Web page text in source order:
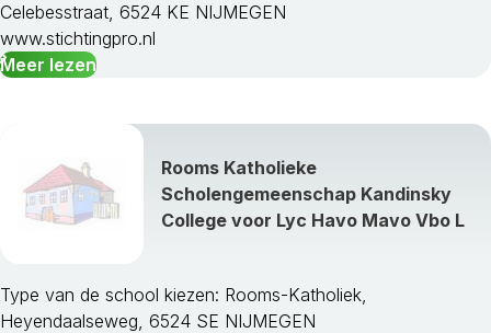
Celebesstraat, 6524 KE NIJMEGEN
www.stichtingpro.nl
Meer lezen
Rooms Katholieke
Scholengemeenschap Kandinsky
College voor Lyc Havo Mavo Vbo L
Type van de school kiezen: Rooms-Katholiek,
Heyendaalseweg, 6524 SE NIJMEGEN